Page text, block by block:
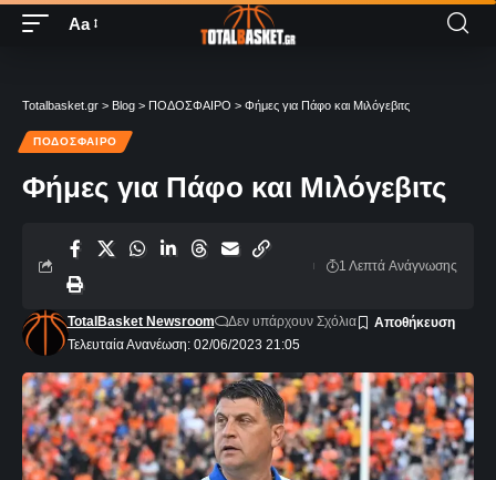
Aa
Totalbasket.gr > Blog > ΠΟΔΟΣΦΑΙΡΟ > Φήμες για Πάφο και Μιλόγεβιτς
ΠΟΔΟΣΦΑΙΡΟ
Φήμες για Πάφο και Μιλόγεβιτς
Τελευταία Ανανέωση: 02/06/2023 21:05
TotalBasket Newsroom Δεν υπάρχουν Σχόλια
1 Λεπτά Aνάγνωσης